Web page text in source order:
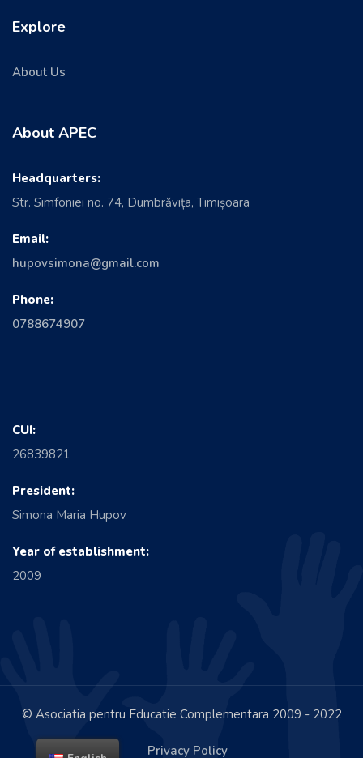
Explore
About Us
About APEC
Headquarters:
Str. Simfoniei no. 74, Dumbrăvița, Timișoara
Email:
hupovsimona@gmail.com
Phone:
0788674907
CUI:
26839821
President:
Simona Maria Hupov
Year of establishment:
2009
© Asociatia pentru Educatie Complementara 2009 - 2022
Privacy Policy